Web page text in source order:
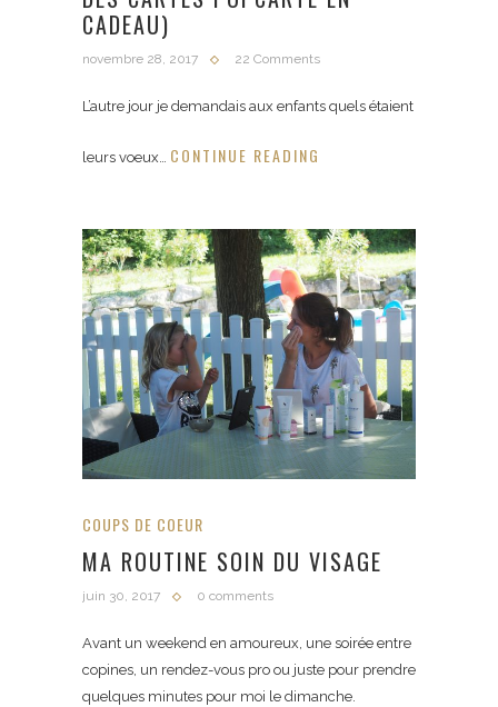
CADEAU)
novembre 28, 2017 22 Comments
L’autre jour je demandais aux enfants quels étaient
leurs voeux… CONTINUE READING
COUPS DE COEUR
MA ROUTINE SOIN DU VISAGE
juin 30, 2017 0 comments
Avant un weekend en amoureux, une soirée entre
copines, un rendez-vous pro ou juste pour prendre
quelques minutes pour moi le dimanche.